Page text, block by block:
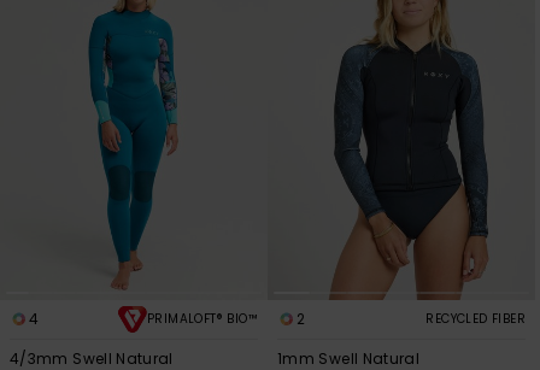
4 PRIMALOFT® BIO™
4/3mm Swell Natural
2 RECYCLED FIBER
1mm Swell Natural